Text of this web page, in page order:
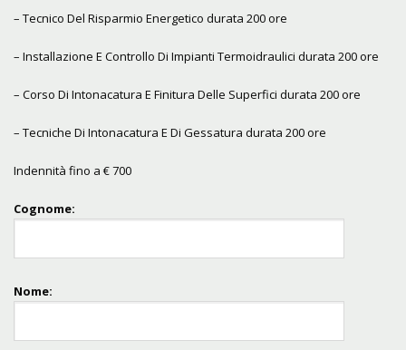
– Tecnico Del Risparmio Energetico durata 200 ore
– Installazione E Controllo Di Impianti Termoidraulici durata 200 ore
– Corso Di Intonacatura E Finitura Delle Superfici durata 200 ore
– Tecniche Di Intonacatura E Di Gessatura durata 200 ore
Indennità fino a € 700
Cognome:
Nome: